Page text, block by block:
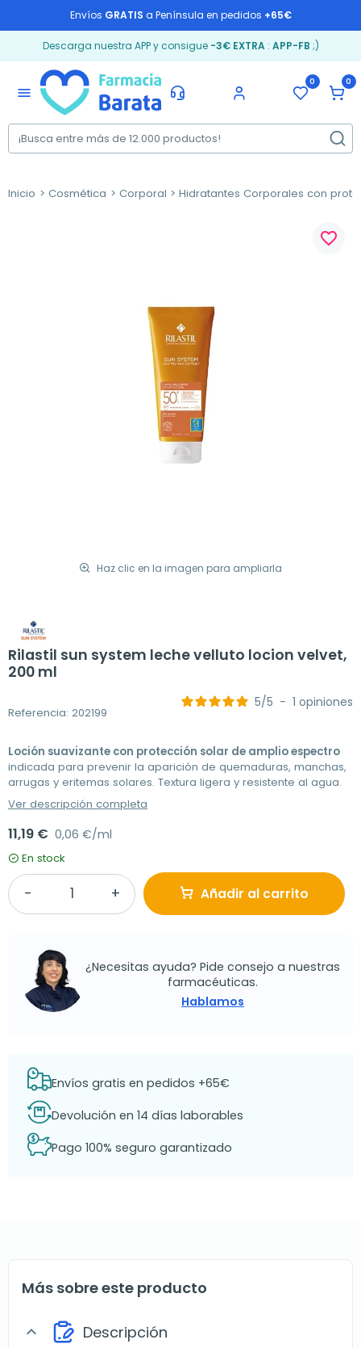
Envíos GRATIS a Península en pedidos +65€
Descarga nuestra APP y consigue -3€ EXTRA: APP-FB ;)
menu
0 0
Inicio Cosmética Corporal Hidratantes Corporales con
Haz clic en la imagen para ampliarla
favorite_border
Rilastil sun system leche velluto locion velvet,
200 ml
Referencia: 202199
5/5 - 1 opiniones
Loción suavizante con protección solar de amplio espectro
indicada para prevenir la aparición de quemaduras, manchas,
arrugas y eritemas solares. Textura ligera y resistente al agua.
Ver descripción completa
11,19 € 0,06 €/ml
En stock
Añadir al carrito
¿Necesitas ayuda? Pide consejo a nuestras
farmacéuticas.
Hablamos
Envíos gratis en pedidos +65€
Devolución en 14 días laborables
Pago 100% seguro garantizado
Más sobre este producto
expand_more Descripción